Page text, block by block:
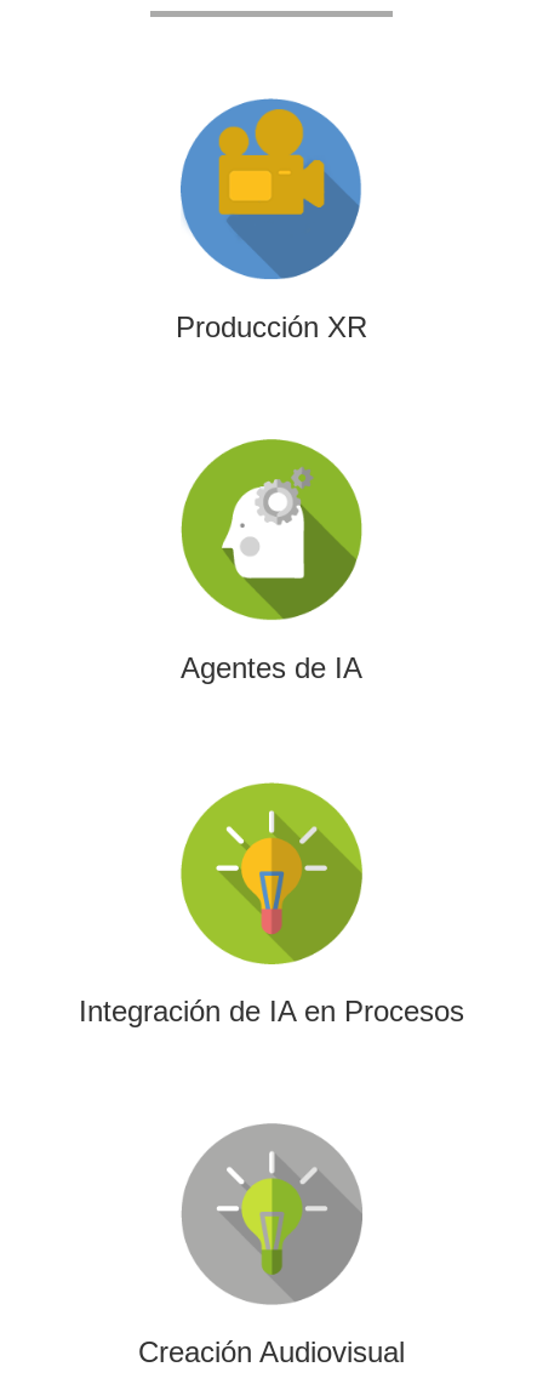
Producción XR
Producción XR
Somos una productora independiente con un equipo
altamente experimentado también en la creación de
producciones inmersivas y de XR.
Agentes de IA
Agentes de IA
Diseñamos agentes de inteligencia artificial capaces de
automatizar procesos, optimizar decisiones y transformar
la eficiencia empresarial.
Integración de IA en Procesos
Integración de IA en Procesos
La IA permitirá a su empresa aprovechar el poder de los
algoritmos y las herramientas más avanzadas para el
análisis de datos y la creación de contenidos.
Creación Audiovisual
Creación Audiovisual
Ofrecemos soluciones creativas, de producción y edición
para cualquier tipo de contenido audiovisual: vídeos
promocionales, spots o cobertura audiovisual de eventos.